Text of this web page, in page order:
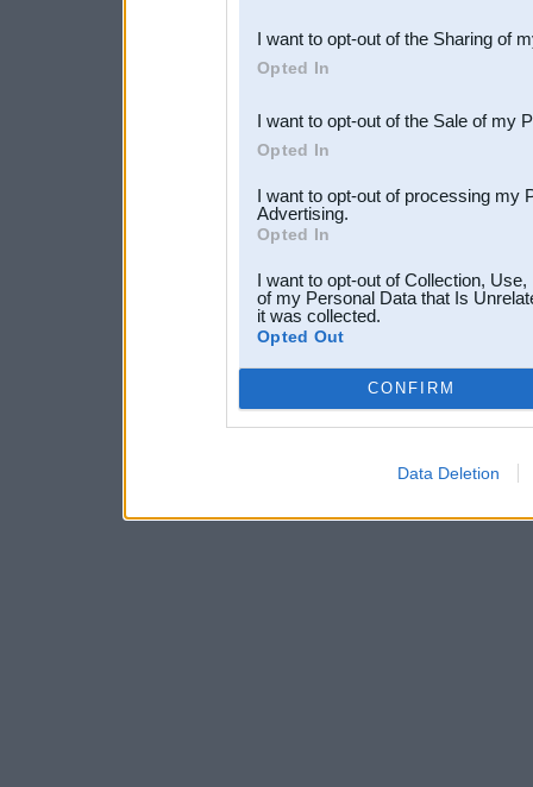
Downstream Participants
third parties.
I want to opt-out of the Sharing of
Opted In
I want to opt-out of the Sale of my
Opted In
I want to opt-out of processing my
Advertising.
Opted In
I want to opt-out of Collection,
of my Personal Data that Is
it was collected.
Opted Out
CONFIRM
Data Deletion